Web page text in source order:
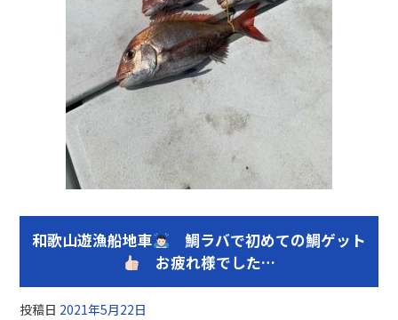
和歌山遊漁船地車
鯛ラバで初めての鯛ゲット
お疲れ様でした…
投稿日 2021年5月22日